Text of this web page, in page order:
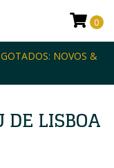
NOVOS &
0
DE LISBOA